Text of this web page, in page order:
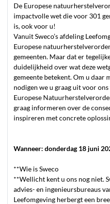
De Europese
impactvolle wet die voor 301
is, ook voor u!
Vanuit Sweco’s afdeling
Europese
gemeenten. Maar dat er
duidelijkheid over wat deze
gemeente betekent. Om u daar
nodigen we u graag uit voor ons
Europese
graag informeren over de
inspireren met concrete
Wanneer: donderdag 18 juni
**Wie is Sweco
**Wellicht kent u ons nog niet.
advies- en ingenieursbureaus
Leefomgeving herbergt een